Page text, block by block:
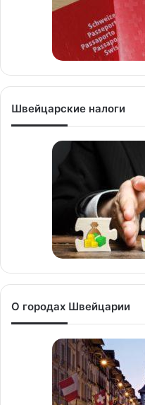
Швейцарские налоги
О городах Швейцарии